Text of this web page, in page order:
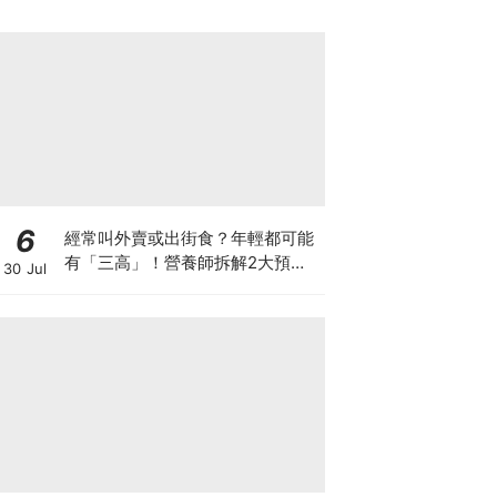
6
30 Jul
經常叫外賣或出街食？年輕都可能
有「三高」！營養師拆解2大預防